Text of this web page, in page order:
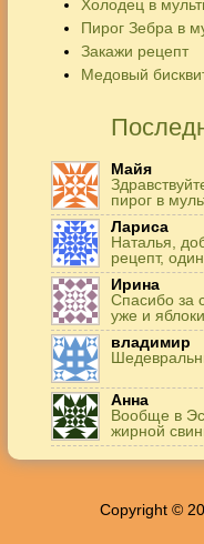
Холодец в
Пирог Зебра в
Закажи рецепт
Медовый
Майя
пирог в
Лариса
Наталья,
рецепт,
Ирина
Спасибо за
уже и
владимир
Анна
Вообще в
жирной
Игорь
Жанна
Copyright ©